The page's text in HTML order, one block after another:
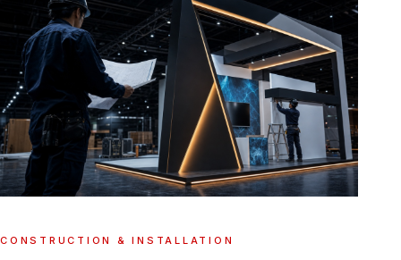
CONSTRUCTION & INSTALLATION